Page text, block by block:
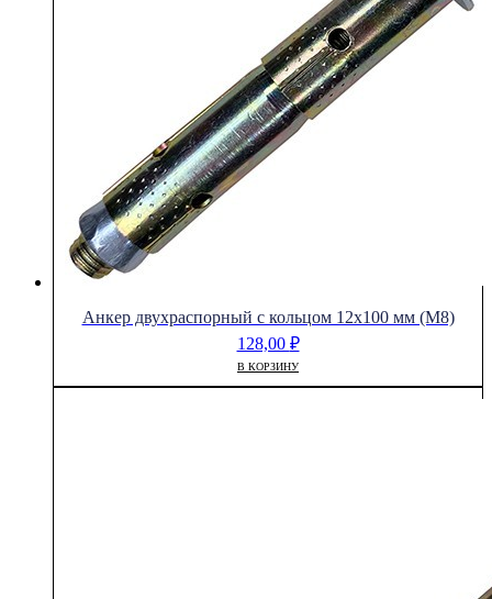
Анкер двухраспорный с кольцом 12х100 мм (М8)
128,00 ₽
В КОРЗИНУ